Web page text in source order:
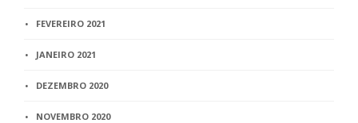
FEVEREIRO 2021
JANEIRO 2021
DEZEMBRO 2020
NOVEMBRO 2020